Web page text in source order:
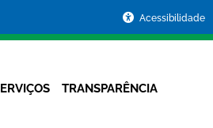
Acessibilidade
TRANSPARÊNCIA